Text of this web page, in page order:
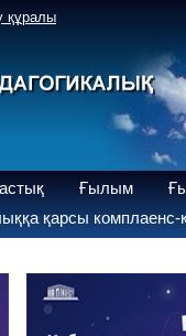
құралы
Ғылым
қарсы комплаенс-